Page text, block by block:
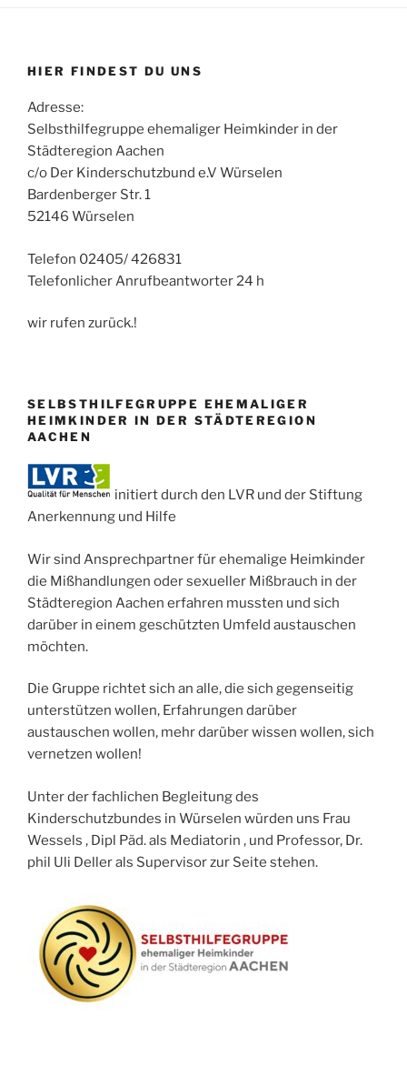
HIER FINDEST DU UNS
Adresse:
Selbsthilfegruppe ehemaliger Heimkinder in der
Städteregion Aachen
c/o Der Kinderschutzbund e.V Würselen
Bardenberger Str. 1
52146 Würselen
Telefon 02405/ 426831
Telefonlicher Anrufbeantworter 24 h
wir rufen zurück.!
SELBSTHILFEGRUPPE EHEMALIGER
HEIMKINDER IN DER STÄDTEREGION
AACHEN
initiert durch den LVR und der Stiftung
Anerkennung und Hilfe
Wir sind Ansprechpartner für ehemalige Heimkinder
die Mißhandlungen oder sexueller Mißbrauch in der
Städteregion Aachen erfahren mussten und sich
darüber in einem geschützten Umfeld austauschen
möchten.
Die Gruppe richtet sich an alle, die sich gegenseitig
unterstützen wollen, Erfahrungen darüber
austauschen wollen, mehr darüber wissen wollen, sich
vernetzen wollen!
Unter der fachlichen Begleitung des
Kinderschutzbundes in Würselen würden uns Frau
Wessels , Dipl Päd. als Mediatorin , und Professor, Dr.
phil Uli Deller als Supervisor zur Seite stehen.